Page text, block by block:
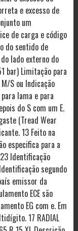
e excesso de
um
de carga e código
do sentido de
lado externo do
bar) Limitação para
S ou Indicação
lama e para
do S com um E.
(Tread Wear
13 Feito na
especifica para a
Identificação
segundo
emissor da
ECE são
EG com e. Em
17 RADIAL